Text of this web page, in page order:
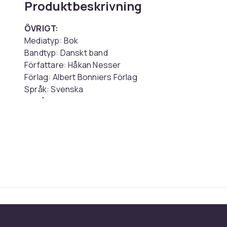
Produktbeskrivning
ÖVRIGT:
Mediatyp: Bok
Bandtyp: Danskt band
Författare: Håkan Nesser
Förlag: Albert Bonniers Förlag
Språk: Svenska
Omfång: 344 sidor
Artikel.nr.